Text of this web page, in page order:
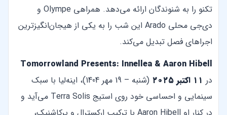
تکنو را به شنوندگان ارائه می‌دهد. همراهی Olympe و
دی‌جی محلی Arado این شب را به یکی از هیجان‌انگیزترین
اجراهای فصل تبدیل می‌کند.
Tomorrowland Presents: Innellea & Aaron Hibell
در ۱۱ اکتبر ۲۰۲۵
(شنبه – 19 مهر 1404)، اینه‌لیا با سبک
سینمایی و احساسی خود روی استیج Terra Solis می‌آید و